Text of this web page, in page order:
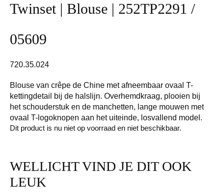
Twinset | Blouse | 252TP2291 /
05609
720.35.024
Blouse van crêpe de Chine met afneembaar ovaal T-
kettingdetail bij de halslijn. Overhemdkraag, plooien bij
het schouderstuk en de manchetten, lange mouwen met
ovaal T-logoknopen aan het uiteinde, losvallend model.
Dit product is nu niet op voorraad en niet beschikbaar.
WELLICHT VIND JE DIT OOK
LEUK